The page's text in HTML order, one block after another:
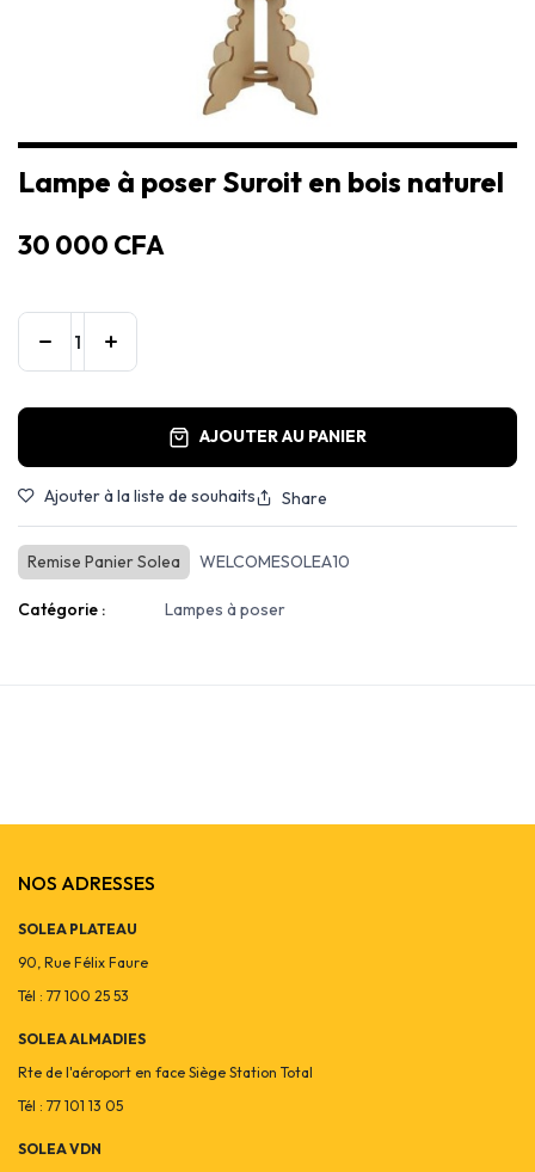
Lampe à poser Suroit en bois naturel
30 000 CFA
AJOUTER AU PANIER
Ajouter à la liste de souhaits Share
Remise Panier Solea WELCOMESOLEA10
Catégorie : Lampes à poser
NOS ADRESSES
SOLEA PLATEAU
90, Rue Félix Faure
Tél : 77 100 25 53
SOLEA ALMADIES
Rte de l'aéroport en face Siège Station Total
Tél : 77 101 13 05
SOLEA VDN